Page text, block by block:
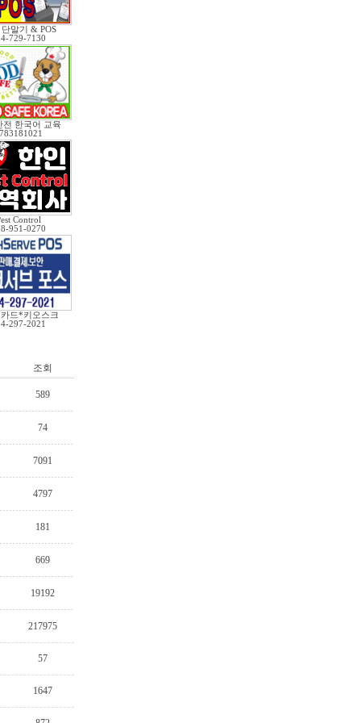
말기 & POS
729-7130
전 한국어 교육
Control
951-0270
드*키오스크
297-2021
조회
589
74
7091
4797
181
669
19192
217975
57
1647